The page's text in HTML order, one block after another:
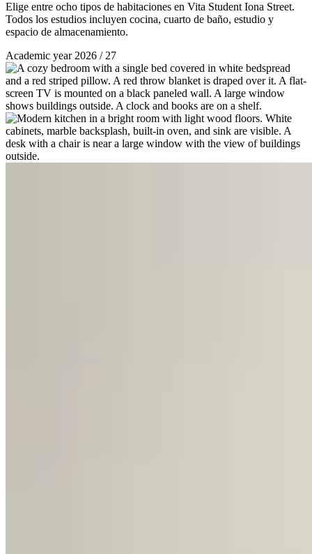
Elige entre ocho tipos de habitaciones en Vita Student Iona Street.
Todos los estudios incluyen cocina, cuarto de baño, estudio y
espacio de almacenamiento.
Academic year 2026 / 27